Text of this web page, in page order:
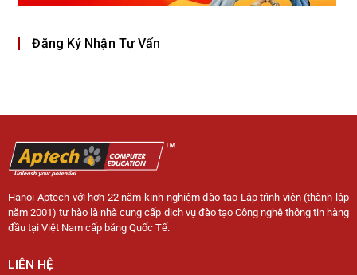
Đăng Ký Nhận Tư Vấn
Hanoi-Aptech với hơn 22 năm kinh nghiệm đào tạo Lập trình viên (thành lập
năm 2001) tự hào là nhà cung cấp dịch vụ đào tạo Công nghệ thông tin hàng
đầu tại Việt Nam cấp bằng Quốc Tế.
LIÊN HỆ